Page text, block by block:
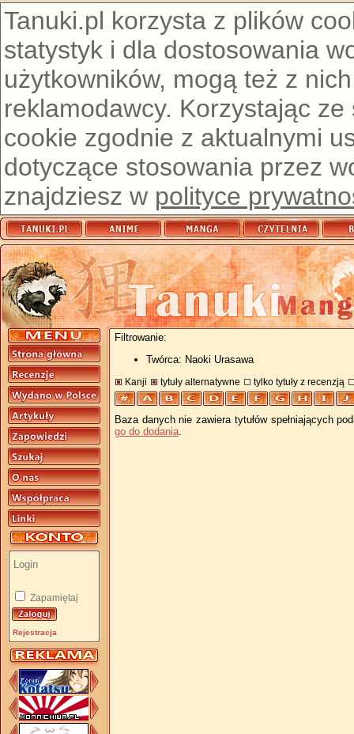
Tanuki.pl korzysta z plików
statystyk i dla dostosowania
użytkowników, mogą też z
reklamodawcy. Korzystając
cookie zgodnie z aktualnymi
dotyczące stosowania przez
znajdziesz w polityce
Zapamiętaj
Rejestracja
Filtrowanie:
Twórca: Naoki Urasawa
Kanji tytuły alternatywne tylko tytuły z recenzją
Baza danych nie zawiera tytułów spełniających
go do dodania.